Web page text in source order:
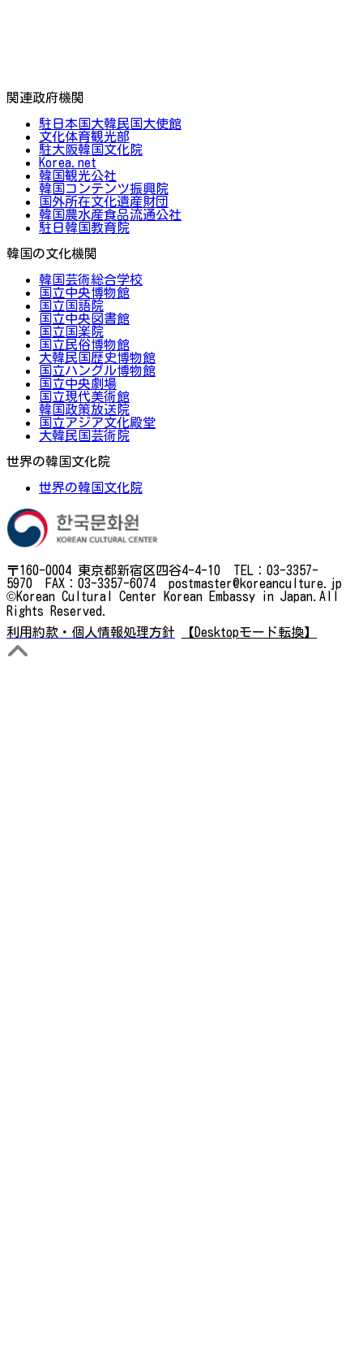
関連政府機関
駐日本国大韓民国大使館
文化体育観光部
駐大阪韓国文化院
Korea.net
韓国観光公社
韓国コンテンツ振興院
国外所在文化遺産財団
韓国農水産食品流通公社
駐日韓国教育院
韓国の文化機関
韓国芸術総合学校
国立中央博物館
国立国語院
国立中央図書館
国立国楽院
国立民俗博物館
大韓民国歴史博物館
国立ハングル博物館
国立中央劇場
国立現代美術館
韓国政策放送院
国立アジア文化殿堂
大韓民国芸術院
世界の韓国文化院
世界の韓国文化院
〒160-0004 東京都新宿区四谷4-4-10 TEL：03-3357-
5970 FAX：03-3357-6074 postmaster@koreanculture.jp
©Korean Cultural Center Korean Embassy in Japan.All
Rights Reserved.
利用約款・個人情報処理方針
【Desktopモード転換】